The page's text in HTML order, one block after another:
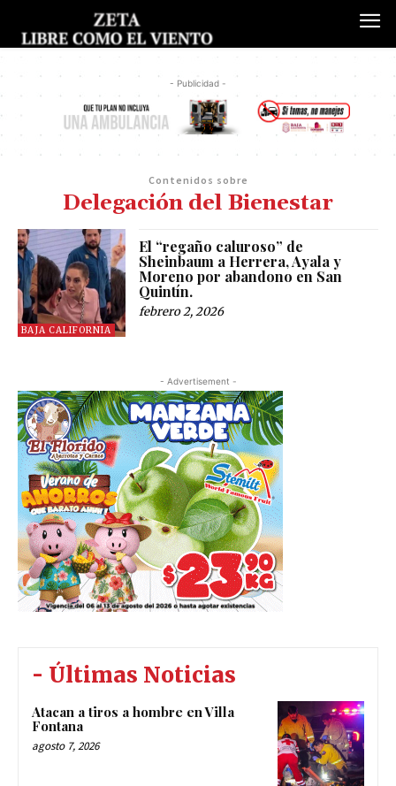
- Publicidad -
Contenidos sobre
Delegación del Bienestar
BAJA CALIFORNIA
El “regaño caluroso” de
Sheinbaum a Herrera, Ayala y
Moreno por abandono en San
Quintín.
febrero 2, 2026
- Advertisement -
- Últimas Noticias
Atacan a tiros a hombre en Villa
Fontana
agosto 7, 2026